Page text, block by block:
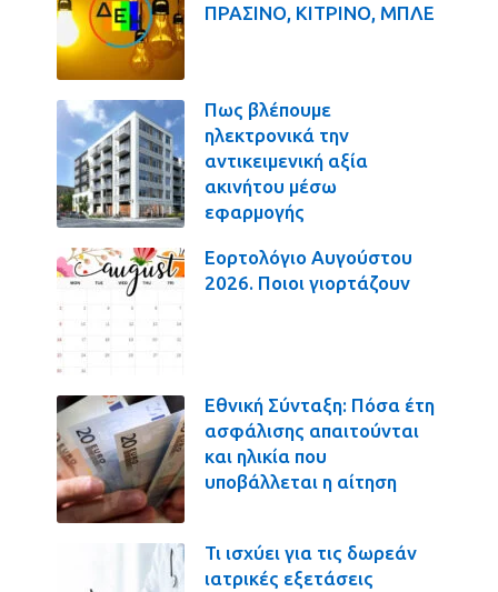
ΠΡΑΣΙΝΟ, ΚΙΤΡΙΝΟ, ΜΠΛΕ
Πως βλέπουμε
ηλεκτρονικά την
αντικειμενική αξία
ακινήτου μέσω
εφαρμογής
Εορτολόγιο Αυγούστου
2026. Ποιοι γιορτάζουν
Εθνική Σύνταξη: Πόσα έτη
ασφάλισης απαιτούνται
και ηλικία που
υποβάλλεται η αίτηση
Τι ισχύει για τις δωρεάν
ιατρικές εξετάσεις